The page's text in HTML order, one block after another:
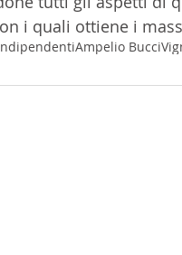
i quali ottiene i
Ampelio Bucci